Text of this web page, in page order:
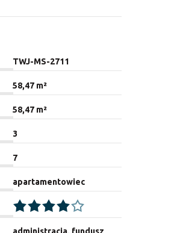
TWJ-MS-2711
58,47 m²
58,47 m²
3
7
apartamentowiec
administracja, fundusz